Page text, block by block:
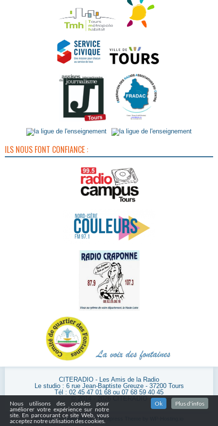
ILS NOUS FONT CONFIANCE :
CITERADIO - Les Amis de la Radio
Le studio : 6 rue Jean-Baptiste Greuze - 37200 Tours
Tél : 02 45 47 01 68 ou 07 68 59 40 45
Powered byWordPress| Wordpress Theme by
Nous utilisons des cookies pour
améliorer votre expérience sur notre
site. En parcourant ce site Web, vous
acceptez notre utilisation des cookies.
Ok Plus d'infos